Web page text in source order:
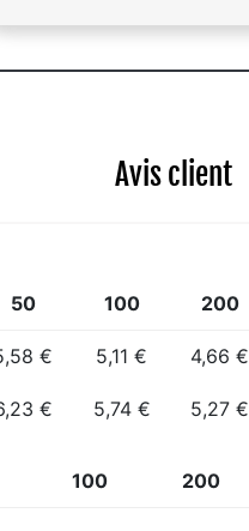
Avis client
50 100 200
€ 5,11 € 4,66 €
€ 5,74 € 5,27 €
100 200